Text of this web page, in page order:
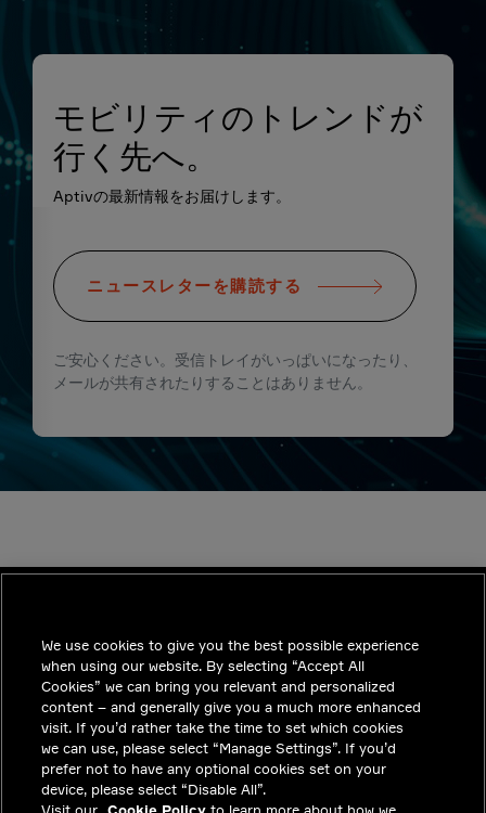
モビリティのトレンドが
行く先へ。
Aptivの最新情報をお届けします。
ニュースレターを購読する
ご安心ください。受信トレイがいっぱいになったり、
メールが共有されたりすることはありません。
INDUSTRIES
インサイト
ソリューション
採用情報
投資家向けお知らせ
We use cookies to give you the best possible experience
when using our website. By selecting “Accept All
Cookies” we can bring you relevant and personalized
content – and generally give you a much more enhanced
visit. If you’d rather take the time to set which cookies
we can use, please select “Manage Settings”. If you’d
prefer not to have any optional cookies set on your
device, please select “Disable All”.